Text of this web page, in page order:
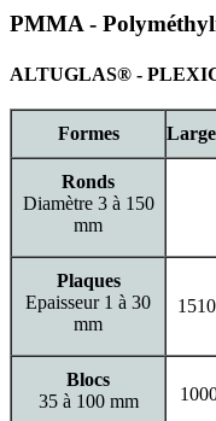
PMMA -
ALTUGLAS® -
Formes
Ronds
Diamètre 3 à 150
mm
Plaques
Epaisseur 1 à 30
mm
Blocs
35 à 100 mm